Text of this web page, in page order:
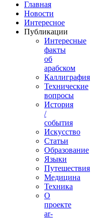
Главная
Новости
Интересное
Публикации
Интересные
факты
об
арабском
Каллиграфия
Технические
вопросы
История
/
события
Искусство
Статьи
Образование
Языки
Путешествия
Медицина
Техника
О
проекте
ar-